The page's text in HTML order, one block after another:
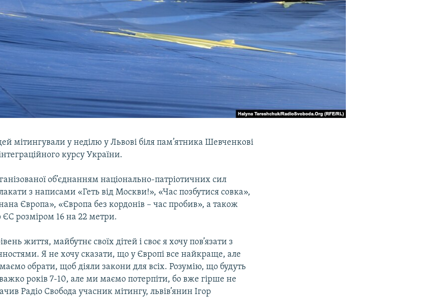
мітингували у неділю у Львові біля пам’ятника Шевченкові
курсу України.
об’єднанням національно-патріотичних сил
з написами «Геть від Москви!», «Час позбутися совка»,
Європа», «Європа без кордонів – час пробив», а також
ЄС розміром 16 на 22 метри.
життя, майбутнє своїх дітей і своє я хочу пов’язати з
Я не хочу сказати, що у Європі все найкраще, але
обрати, щоб діяли закони для всіх. Розумію, що будуть
років 7-10, але ми маємо потерпіти, бо вже гірше не
Радіо Свобода учасник мітингу, львів’янин Ігор